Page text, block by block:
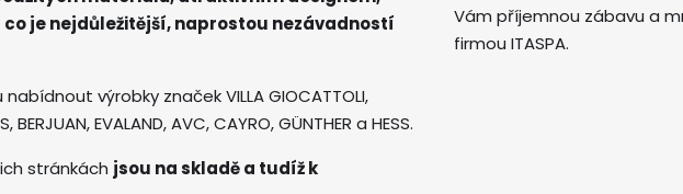
je nejdůležitější, naprostou nezávadností
výrobky značek VILLA GIOCATTOLI,
BERJUAN, EVALAND, AVC, CAYRO, GÜNTHER a HESS.
stránkách jsou na skladě a tudíž k
Vám příjemnou zábavu a
firmou ITASPA.